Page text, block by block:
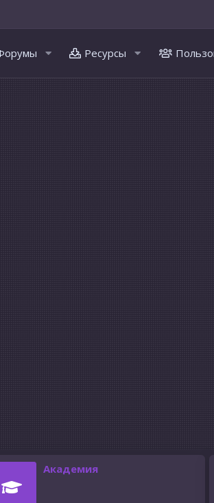
Ресурсы
Академия